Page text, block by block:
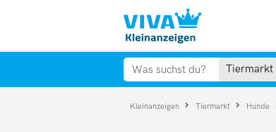
Tiermarkt
Kleinanzeigen Tiermarkt Hunde